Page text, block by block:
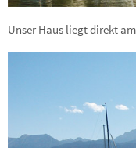
Unser Haus liegt direkt